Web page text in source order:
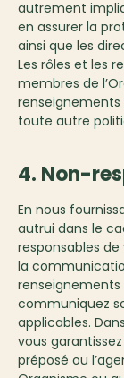
autrement
en assurer la
ainsi que les
Les rôles et les
membres de
toute autre
4. Non-
En nous
autrui dans le
responsables de
la
communiquez
applicables.
vous
préposé ou